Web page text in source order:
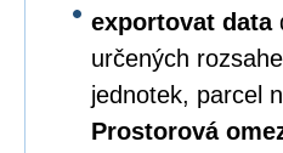
exportovat data
určených
jednotek, parcel
Prostorová